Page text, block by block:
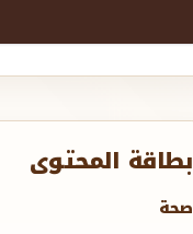
بطاقة المحتوى
صحة